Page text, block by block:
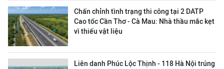
Chấn chỉnh tình trạng thi công tại 2 DATP
Cao tốc Cần Thơ - Cà Mau: Nhà thầu mắc kẹt
vì thiếu vật liệu
Liên danh Phúc Lộc Thịnh - 118 Hà Nội trúng